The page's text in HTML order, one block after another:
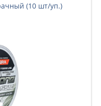
(10 шт/уп.)